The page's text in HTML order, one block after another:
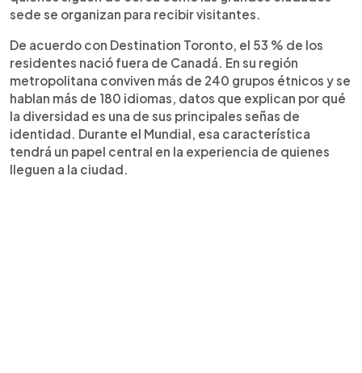
sede se organizan para recibir visitantes.
De acuerdo con Destination Toronto, el 53 % de los
residentes nació fuera de Canadá. En su región
metropolitana conviven más de 240 grupos étnicos y se
hablan más de 180 idiomas, datos que explican por qué
la diversidad es una de sus principales señas de
identidad. Durante el Mundial, esa característica
tendrá un papel central en la experiencia de quienes
lleguen a la ciudad.